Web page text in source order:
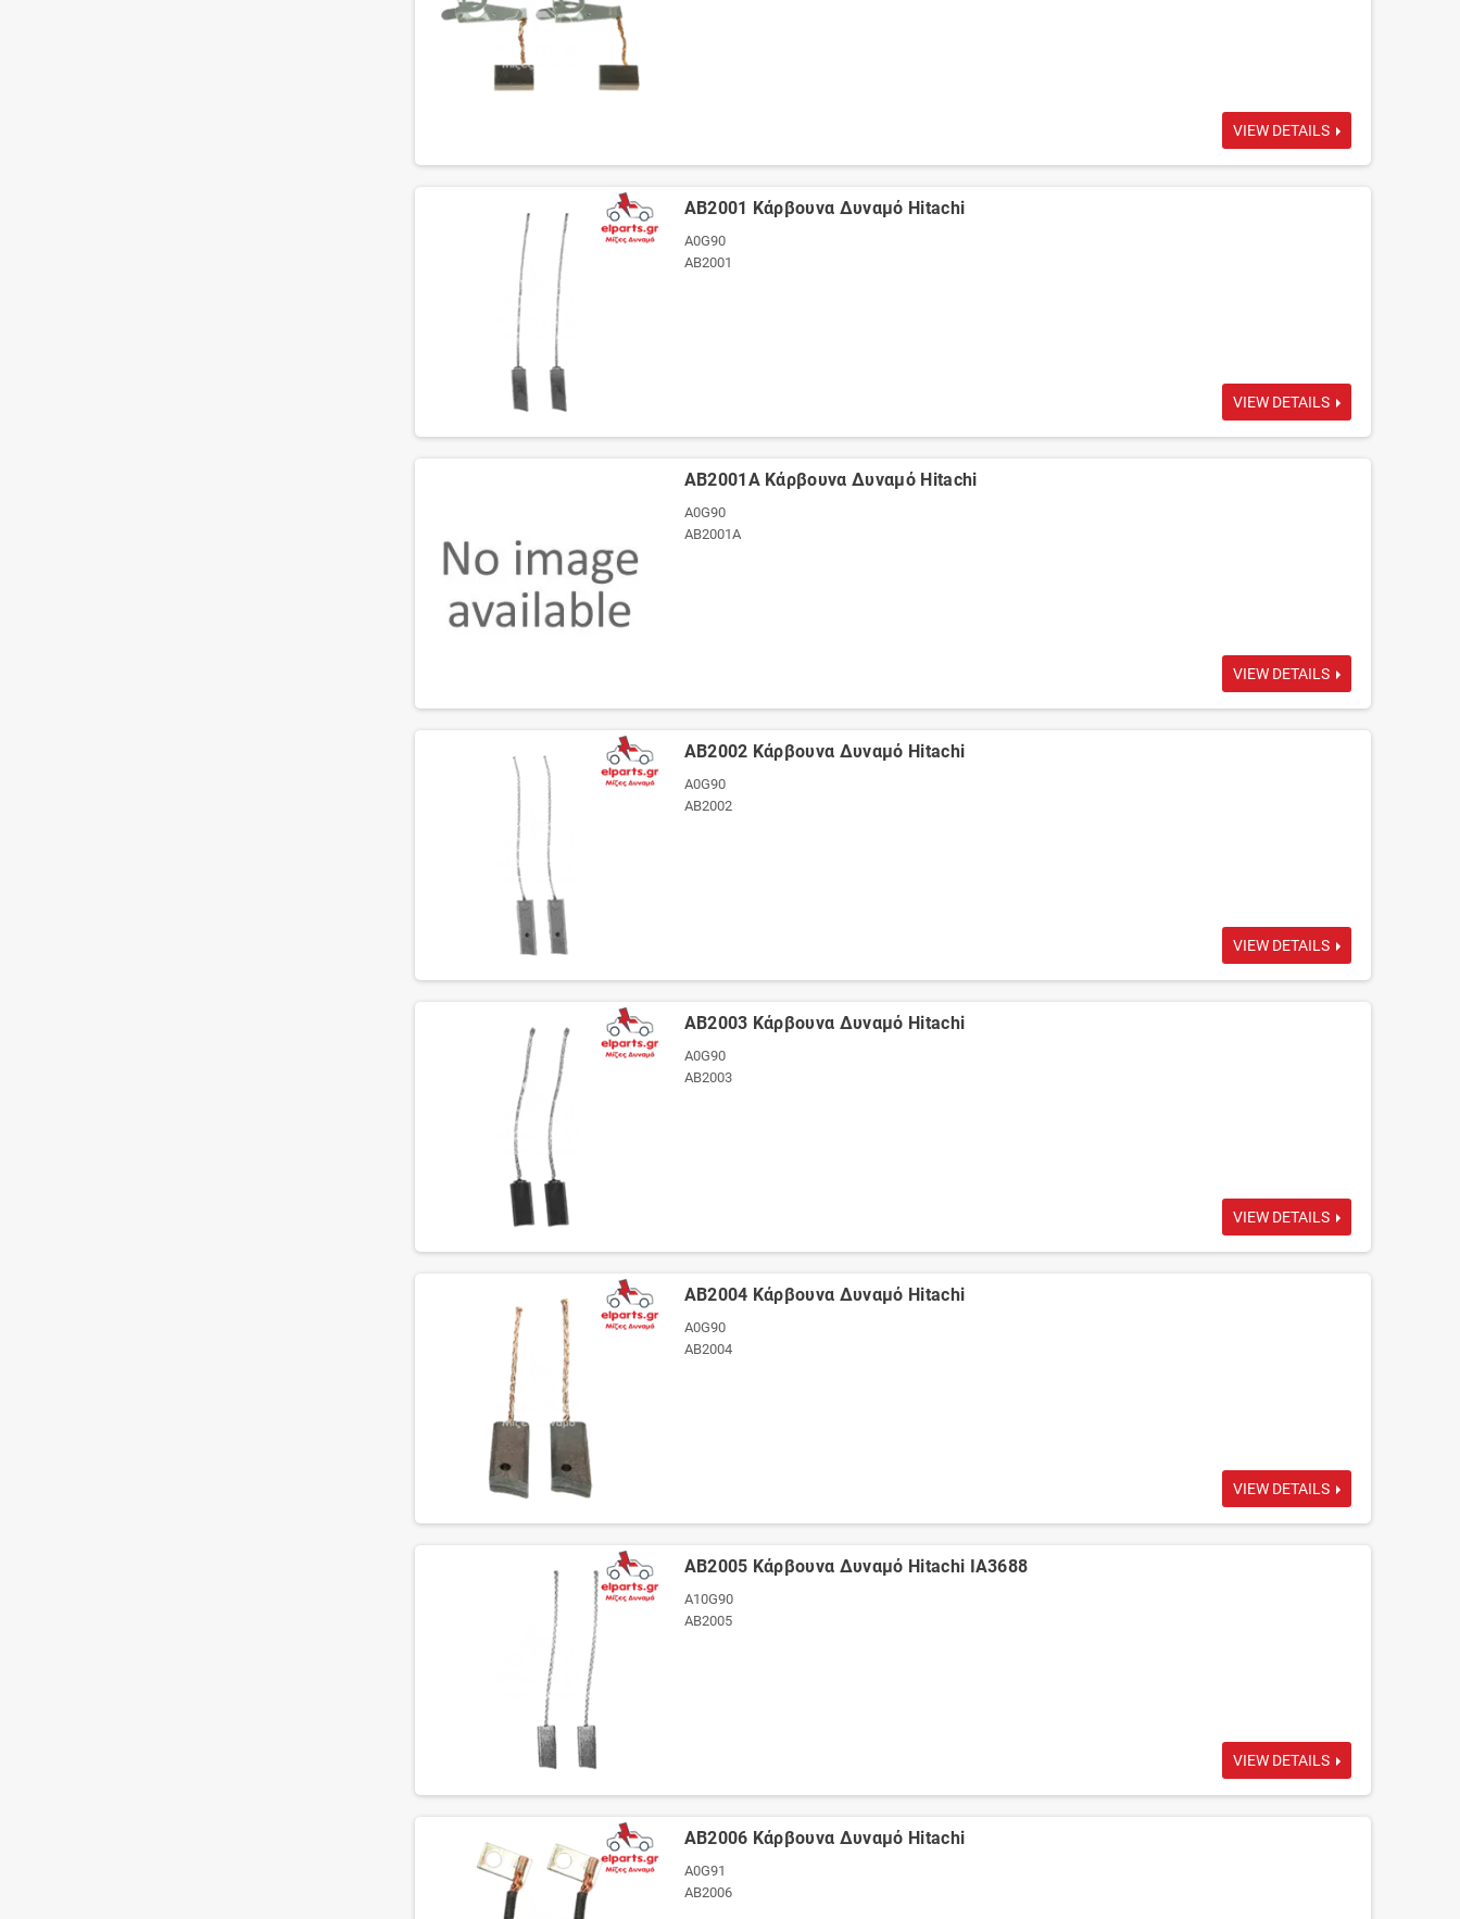
VIEW DETAILS
AB2001 Κάρβουνα Δυναμό Hitachi
A0G90
AB2001
VIEW DETAILS
AB2001A Κάρβουνα Δυναμό Hitachi
A0G90
AB2001A
VIEW DETAILS
AB2002 Κάρβουνα Δυναμό Hitachi
A0G90
AB2002
VIEW DETAILS
AB2003 Κάρβουνα Δυναμό Hitachi
A0G90
AB2003
VIEW DETAILS
AB2004 Κάρβουνα Δυναμό Hitachi
A0G90
AB2004
VIEW DETAILS
AB2005 Κάρβουνα Δυναμό Hitachi IA3688
A10G90
AB2005
VIEW DETAILS
AB2006 Κάρβουνα Δυναμό Hitachi
A0G91
AB2006